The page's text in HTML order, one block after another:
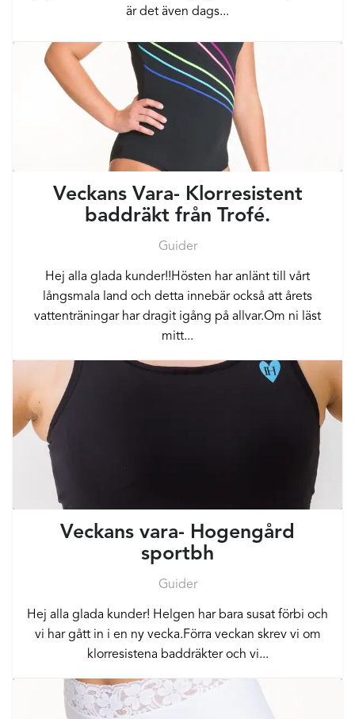
är det även dags...
Veckans Vara- Klorresistent
baddräkt från Trofé.
Guider
Hej alla glada kunder!!Hösten har anlänt till vårt
långsmala land och detta innebär också att årets
vattenträningar har dragit igång på allvar.Om ni läst
mitt...
Veckans vara- Hogengård
sportbh
Guider
Hej alla glada kunder! Helgen har bara susat förbi och
vi har gått in i en ny vecka.Förra veckan skrev vi om
klorresistena baddräkter och vi...